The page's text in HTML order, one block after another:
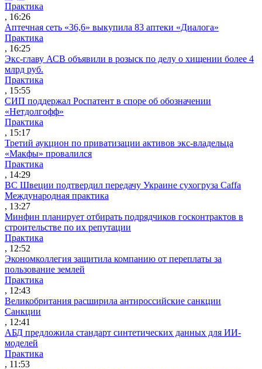
Практика
, 16:26
Аптечная сеть «36,6» выкупила 83 аптеки «Диалога»
Практика
, 16:25
Экс-главу АСВ объявили в розыск по делу о хищении более 4
млрд руб.
Практика
, 15:55
СИП поддержал Роспатент в споре об обозначении
«Нетдолгофф»
Практика
, 15:17
Третий аукцион по приватизации активов экс-владельца
«Макфы» провалился
Практика
, 14:29
ВС Швеции подтвердил передачу Украине сухогруза Caffa
Международная практика
, 13:27
Минфин планирует отбирать подрядчиков госконтрактов в
строительстве по их репутации
Практика
, 12:52
Экономколлегия защитила компанию от переплаты за
пользование землей
Практика
, 12:43
Великобритания расширила антироссийские санкции
Санкции
, 12:41
АБД предложила стандарт синтетических данных для ИИ-
моделей
Практика
, 11:53